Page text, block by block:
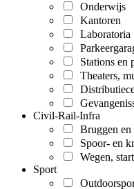
Onderwijs
Kantoren
Laboratoria
Stations en
Theaters,
Civil-Rail-Infra
Bruggen en
Spoor- en
Wegen,
Sport